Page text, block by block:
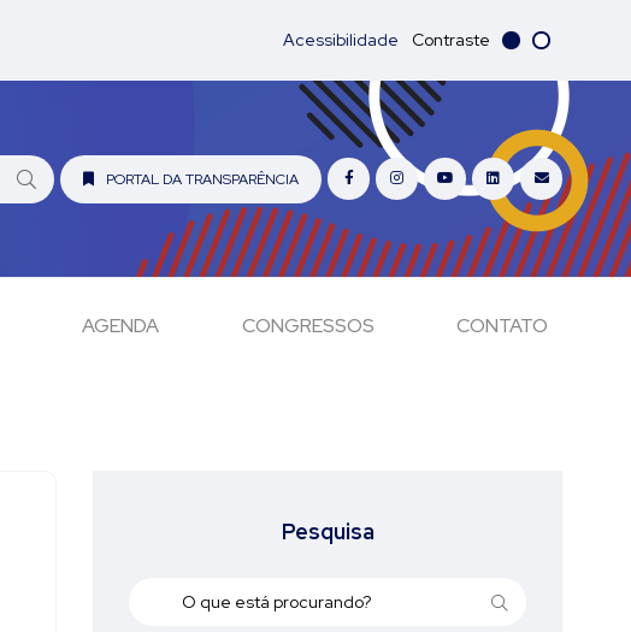
Acessibilidade Contraste
PORTAL DA TRANSPARÊNCIA
AGENDA CONGRESSOS CONTATO
Pesquisa